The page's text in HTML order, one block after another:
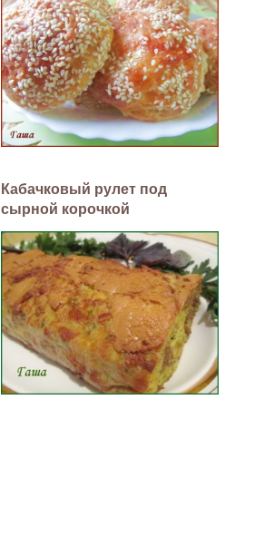
Кабачковый рулет под
сырной корочкой